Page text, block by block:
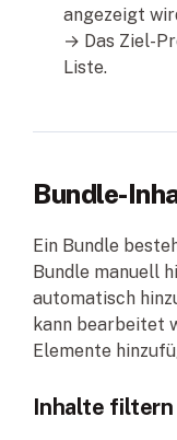
angezeigt
→ Das Ziel-
Liste.
Bundle-
Ein Bundle
Bundle manuell
automatisch
kann bearbeitet
Elemente
Inhalte filtern